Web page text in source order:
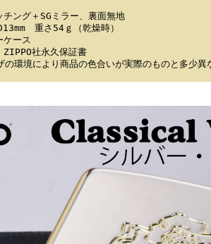
ング＋SGミラー、裏面無地
重さ54ｇ（乾燥時）
ケース
社永久保証書
環境により商品の色合いが実際のものと多少異